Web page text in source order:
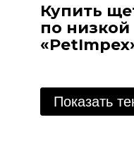
Купить
по низкой
уход за шерстью
заботы о его
Щетка для
Показать